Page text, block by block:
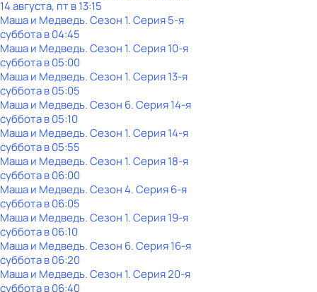
14 августа, пт в 13:15
Маша и Медведь. Сезон 1. Серия 5-я
субботав04:45
Маша и Медведь. Сезон 1. Серия 10-я
субботав05:00
Маша и Медведь. Сезон 1. Серия 13-я
субботав05:05
Маша и Медведь. Сезон 6. Серия 14-я
субботав05:10
Маша и Медведь. Сезон 1. Серия 14-я
субботав05:55
Маша и Медведь. Сезон 1. Серия 18-я
субботав06:00
Маша и Медведь. Сезон 4. Серия 6-я
субботав06:05
Маша и Медведь. Сезон 1. Серия 19-я
субботав06:10
Маша и Медведь. Сезон 6. Серия 16-я
субботав06:20
Маша и Медведь. Сезон 1. Серия 20-я
субботав06:40